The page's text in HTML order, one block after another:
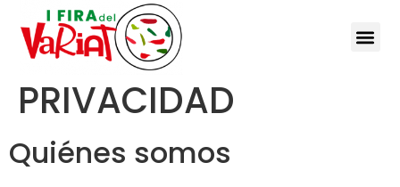
POLÍTICA DE
PRIVACIDAD
Quiénes somos